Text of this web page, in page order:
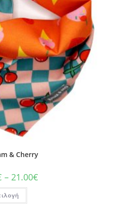
& Cherry
– 21.00€